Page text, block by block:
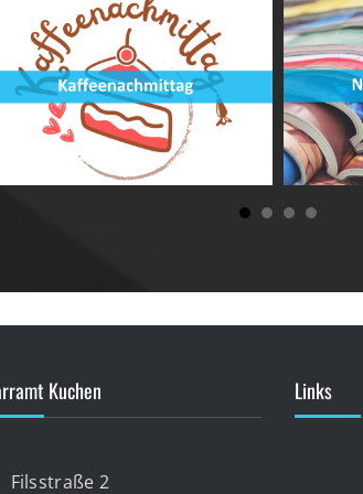
Kuchen
Filsstraße 2
Links